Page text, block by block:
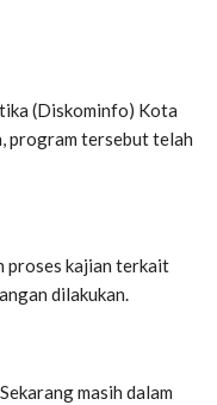
(Diskominfo) Kota
program tersebut telah
proses kajian terkait
dilakukan.
masih dalam